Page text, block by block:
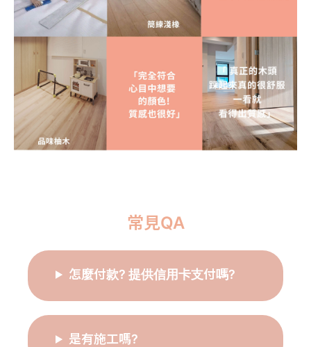
常見QA
怎麼付款? 提供信用卡支付嗎?
是有施工嗎?